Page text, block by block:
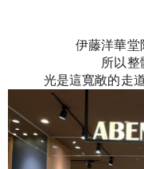
伊藤洋華堂
所以整
光是這寬敞的走